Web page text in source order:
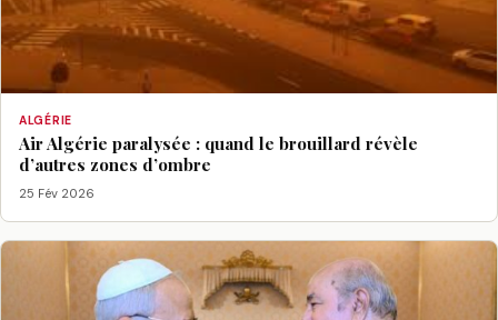
ALGÉRIE
Air Algérie paralysée : quand le brouillard révèle
d’autres zones d’ombre
25 Fév 2026